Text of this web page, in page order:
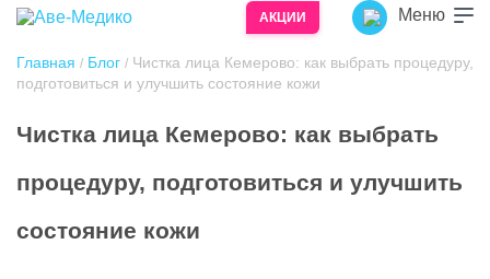
АКЦИИ Меню
Главная / Блог / Чистка лица Кемерово: как выбрать процедуру,
подготовиться и улучшить состояние кожи
Чистка лица Кемерово: как выбрать
процедуру, подготовиться и улучшить
состояние кожи
Здоровье – лучший подарок!
и близким на праздники, памятные даты и